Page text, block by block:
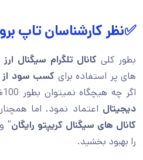
✅نظر کارشناسان تاپ
بطور کلی کانال تلگرام سیگنال
های پر استفاده برای کسب سود از
اگر چه هیچگاه نمیتوان بطور 100% به
دیجیتال اعتماد نمود. اما
کانال های سیگنال کریپتو رایگان”
را بهبود بخشید.